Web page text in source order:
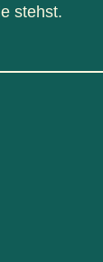
stehst.